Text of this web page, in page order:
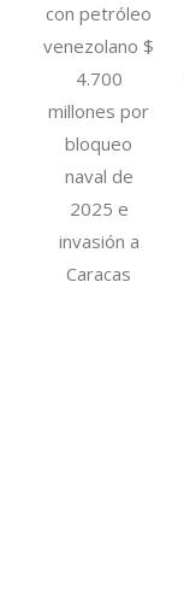
con petróleo
venezolano $
4.700
millones por
bloqueo
naval de
2025 e
invasión a
Caracas